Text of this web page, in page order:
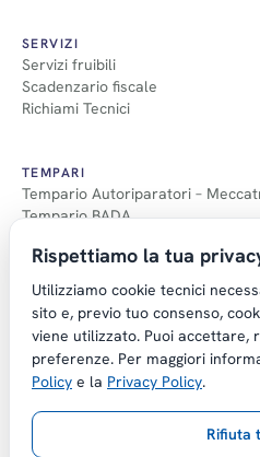
SERVIZI
Servizi fruibili
Scadenzario fiscale
Richiami Tecnici
TEMPARI
Tempario Autoriparatori –
Tempario BADA
Guida Applicazione Tempi
Copyright ©
Planus Group Srl -
Gestito da
Rispettiamo la tua
Utilizziamo cookie tecnici
sito e, previo tuo consenso,
viene utilizzato. Puoi accettare,
preferenze. Per maggiori
Policy e la Privacy Policy.
Rifiuta